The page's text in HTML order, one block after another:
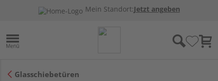
Mein Standort:Jetzt angeben
Glasschiebetüren